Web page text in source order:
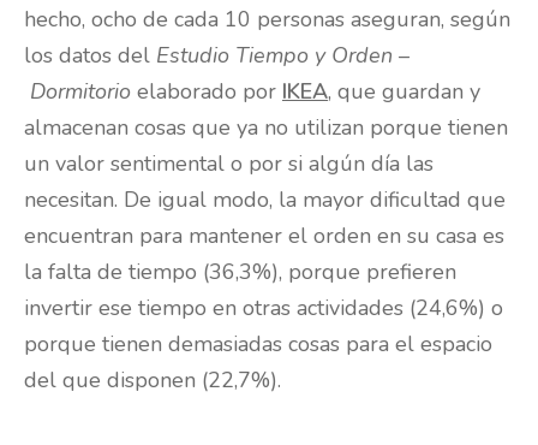
hecho, ocho de cada 10 personas aseguran, según
los datos del Estudio Tiempo y Orden –
Dormitorio elaborado por IKEA, que guardan y
almacenan cosas que ya no utilizan porque tienen
un valor sentimental o por si algún día las
necesitan. De igual modo, la mayor dificultad que
encuentran para mantener el orden en su casa es
la falta de tiempo (36,3%), porque prefieren
invertir ese tiempo en otras actividades (24,6%) o
porque tienen demasiadas cosas para el espacio
del que disponen (22,7%).